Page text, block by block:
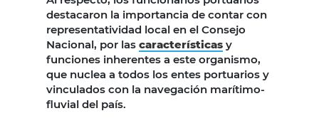
destacaron la importancia de contar con
representatividad local en el Consejo
Nacional, por las características y
funciones inherentes a este organismo,
que nuclea a todos los entes portuarios y
vinculados con la navegación marítimo-
fluvial del país.